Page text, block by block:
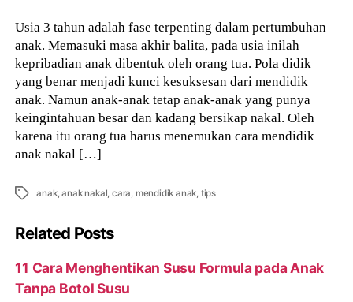
Usia 3 tahun adalah fase terpenting dalam pertumbuhan
anak. Memasuki masa akhir balita, pada usia inilah
kepribadian anak dibentuk oleh orang tua. Pola didik
yang benar menjadi kunci kesuksesan dari mendidik
anak. Namun anak-anak tetap anak-anak yang punya
keingintahuan besar dan kadang bersikap nakal. Oleh
karena itu orang tua harus menemukan cara mendidik
anak nakal […]
Tags anak,anak nakal cara mendidik anak tips
Related Posts
11 Cara Menghentikan Susu Formula pada Anak
Tanpa Botol Susu